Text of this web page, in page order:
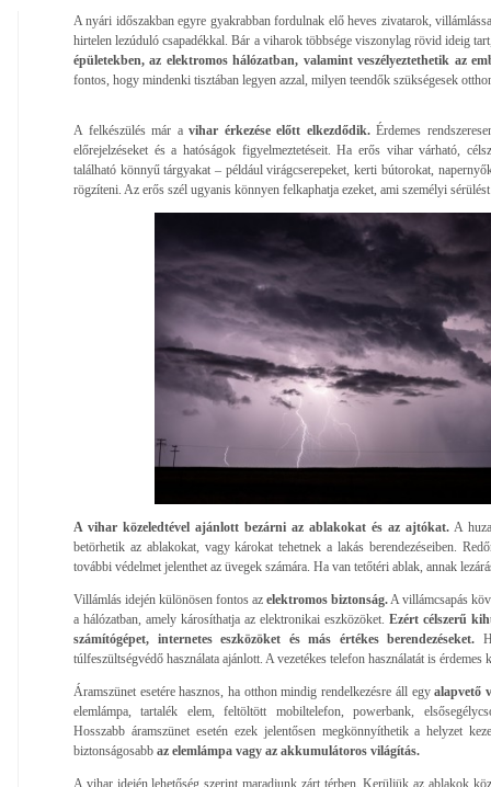
A nyári időszakban egyre gyakrabban fordulnak elő heves zivatarok,
hirtelen lezúduló csapadékkal. Bár a viharok többsége viszonylag rövid ideig
épületekben, az elektromos hálózatban, valamint veszélyeztethetik az
fontos, hogy mindenki tisztában legyen azzal, milyen teendők szükségesek
A felkészülés már avihar érkezése előtt elkezdődik.Érdemes
előrejelzéseket és a hatóságok figyelmeztetéseit. Ha erős vihar várható,
található könnyű tárgyakat – például virágcserepeket, kerti bútorokat,
rögzíteni. Az erős szél ugyanis könnyen felkaphatja ezeket, ami személyi
A vihar közeledtével ajánlott bezárni az ablakokat és az ajtókat. A
betörhetik az ablakokat, vagy károkat tehetnek a lakás berendezéseiben.
további védelmet jelenthet az üvegek számára. Ha van tetőtéri ablak, annak
Villámlás idején különösen fontos az elektromos biztonság. A villámcsapás
a hálózatban, amely károsíthatja az elektronikai eszközöket. Ezért célszerű
számítógépet, internetes eszközöket és más értékes berendezéseket.
túlfeszültségvédő használata ajánlott. A vezetékes telefon használatát is érdemes
Áramszünet esetére hasznos, ha otthon mindig rendelkezésre áll egyalapvető
elemlámpa, tartalék elem, feltöltött mobiltelefon, powerbank,
Hosszabb áramszünet esetén ezek jelentősen megkönnyíthetik a helyzet
biztonságosabb az elemlámpa vagy az akkumulátoros világítás.
A vihar idején lehetőség szerint maradjunk zárt térben. Kerüljük az ablakok